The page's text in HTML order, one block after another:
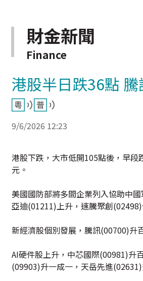
財金新聞
Finance
港股半日跌36點
9/6/2026 12:23
港股下跌，大市低開105點後，早
元。
美國國防部將多間企業列入協助中
亞迪(01211)上升，速騰聚創(02498)
新經濟股個別發展，騰訊(00700)升
AI硬件股上升，中芯國際(00981)升
(09903)升一成一，天岳先進(02631)